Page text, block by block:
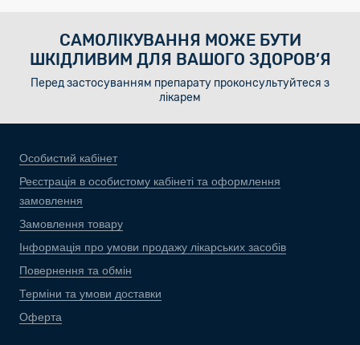
САМОЛІКУВАННЯ МОЖЕ БУТИ
ШКІДЛИВИМ ДЛЯ ВАШОГО ЗДОРОВ’Я
Перед застосуванням препарату проконсультуйтеся з
лікарем
Особистий кабінет
Реєстрація в особистому кабінеті та оформлення
замовлення
Замовлення товару
Інформація про умови продажу лікарських засобів
Повернення та обмін
Терміни та умови доставки
Оферта